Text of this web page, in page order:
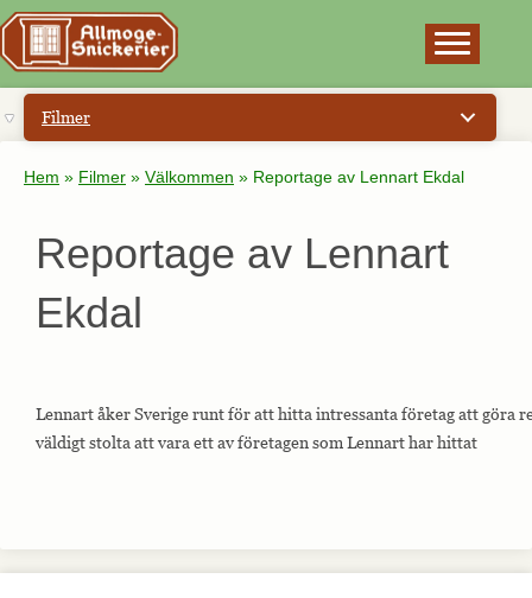
Filmer
Hem » Filmer » Välkommen » Reportage av Lennart Ekdal
Reportage av Lennart
Ekdal
Lennart åker Sverige runt för att hitta intressanta företag att göra
väldigt stolta att vara ett av företagen som Lennart har hittat